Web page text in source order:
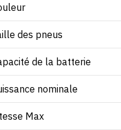
des pneus
de la batterie
nominale
Max